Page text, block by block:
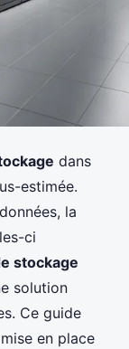
dans
estimée.
la
ci
stockage
solution
Ce guide
en place